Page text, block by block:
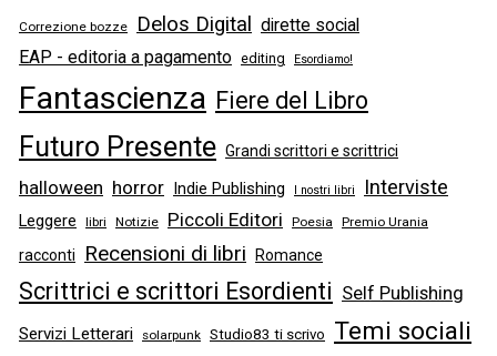
Correzione bozze Delos Digital
dirette social
EAP - editoria a pagamento editing Esordiamo!
Fantascienza Fiere del Libro
Futuro Presente Grandi scrittori e scrittrici
halloween horror Indie Publishing I nostri libri Interviste
Leggere libri Notizie Piccoli Editori Poesia Premio Urania
racconti Recensioni di libri Romance
Scrittrici e scrittori Esordienti Self Publishing
Servizi Letterari solarpunk Studio83 ti scrivo Temi sociali